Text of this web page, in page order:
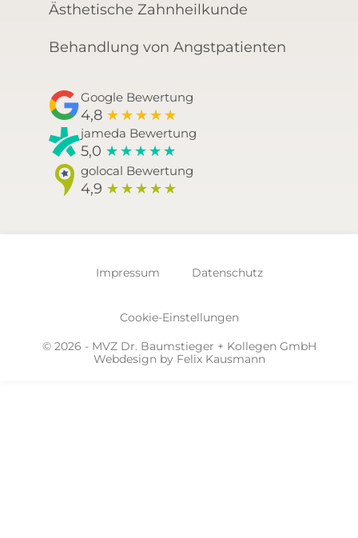
Ästhetische Zahnheilkunde
Behandlung von Angstpatienten
Google Bewertung
4,8 ★ ★ ★ ★ ★
jameda Bewertung
5,0 ★ ★ ★ ★ ★
golocal Bewertung
4,9 ★ ★ ★ ★ ★
© 2026 - MVZ Dr. Baumstieger + Kollegen GmbH
Webdesign by Felix Kausmann
Impressum Datenschutz
Cookie-Einstellungen